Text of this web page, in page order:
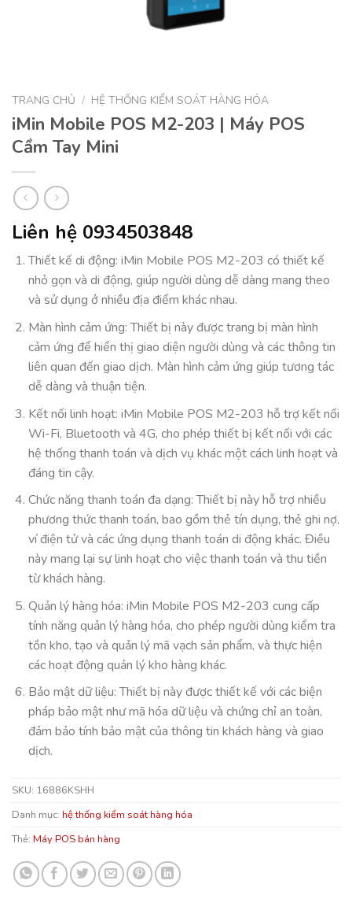
TRANG CHỦ / HỆ THỐNG KIỂM SOÁT HÀNG HÓA
iMin Mobile POS M2-203 | Máy POS
Cầm Tay Mini
Liên hệ 0934503848
Thiết kế di động: iMin Mobile POS M2-203 có thiết kế
nhỏ gọn và di động, giúp người dùng dễ dàng mang theo
và sử dụng ở nhiều địa điểm khác nhau.
Màn hình cảm ứng: Thiết bị này được trang bị màn hình
cảm ứng để hiển thị giao diện người dùng và các thông tin
liên quan đến giao dịch. Màn hình cảm ứng giúp tương tác
dễ dàng và thuận tiện.
Kết nối linh hoạt: iMin Mobile POS M2-203 hỗ trợ kết nối
Wi-Fi, Bluetooth và 4G, cho phép thiết bị kết nối với các
hệ thống thanh toán và dịch vụ khác một cách linh hoạt và
đáng tin cậy.
Chức năng thanh toán đa dạng: Thiết bị này hỗ trợ nhiều
phương thức thanh toán, bao gồm thẻ tín dụng, thẻ ghi nợ,
ví điện tử và các ứng dụng thanh toán di động khác. Điều
này mang lại sự linh hoạt cho việc thanh toán và thu tiền
từ khách hàng.
Quản lý hàng hóa: iMin Mobile POS M2-203 cung cấp
tính năng quản lý hàng hóa, cho phép người dùng kiểm tra
tồn kho, tạo và quản lý mã vạch sản phẩm, và thực hiện
các hoạt động quản lý kho hàng khác.
Bảo mật dữ liệu: Thiết bị này được thiết kế với các biện
pháp bảo mật như mã hóa dữ liệu và chứng chỉ an toàn,
đảm bảo tính bảo mật của thông tin khách hàng và giao
dịch.
SKU: 16886KSHH
Danh mục: hệ thống kiểm soát hàng hóa
Thẻ: Máy POS bán hàng